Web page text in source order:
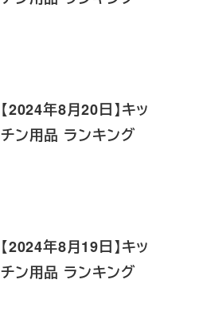
【2024年8月20日】キッ
チン用品 ランキング
【2024年8月19日】キッ
チン用品 ランキング